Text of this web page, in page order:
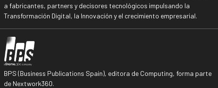
a fabricantes, partners y decisores tecnológicos impulsando la
Transformación Digital, la Innovación y el crecimiento empresarial.
BPS (Business Publications Spain), editora de Computing, forma parte
de Nextwork360.